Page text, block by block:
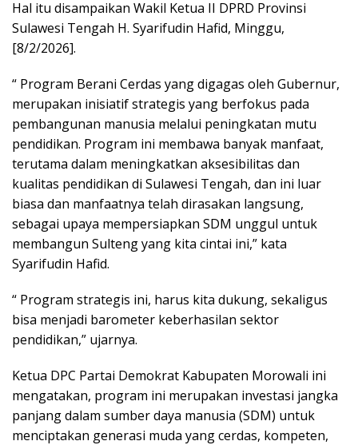
Hal itu disampaikan Wakil Ketua II DPRD Provinsi
Sulawesi Tengah H. Syarifudin Hafid, Minggu,
[8/2/2026].
“ Program Berani Cerdas yang digagas oleh Gubernur,
merupakan inisiatif strategis yang berfokus pada
pembangunan manusia melalui peningkatan mutu
pendidikan. Program ini membawa banyak manfaat,
terutama dalam meningkatkan aksesibilitas dan
kualitas pendidikan di Sulawesi Tengah, dan ini luar
biasa dan manfaatnya telah dirasakan langsung,
sebagai upaya mempersiapkan SDM unggul untuk
membangun Sulteng yang kita cintai ini,” kata
Syarifudin Hafid.
“ Program strategis ini, harus kita dukung, sekaligus
bisa menjadi barometer keberhasilan sektor
pendidikan,” ujarnya.
Ketua DPC Partai Demokrat Kabupaten Morowali ini
mengatakan, program ini merupakan investasi jangka
panjang dalam sumber daya manusia (SDM) untuk
menciptakan generasi muda yang cerdas, kompeten,